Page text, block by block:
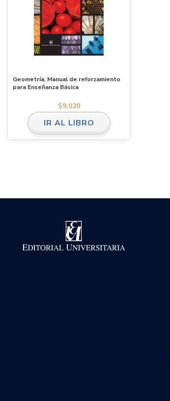
Geometría. Manual de reforzamiento
para Enseñanza Básica
$9,020
IR AL LIBRO